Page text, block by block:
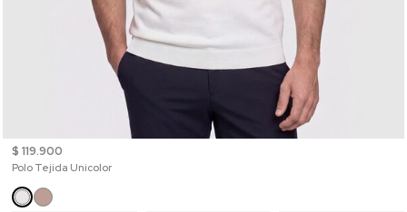
$ 119.900
Polo Tejida Unicolor